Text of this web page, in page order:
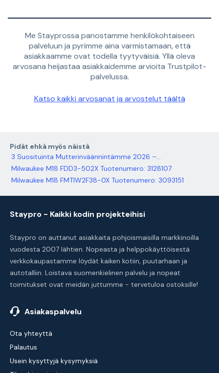
Me Stayprossa panostamme henkilökohtaiseen
palveluun ja pyrimme aina varmistamaan, että
asiakkaamme ovat todella tyytyväisiä. Yllä oleva
arvosana heijastaa asiakkaidemme arvioita Trustpilot-
palvelussa.
Katso kaikki arvosanat ja arvostelut täältä
Pidät ehkä myös näistä
3 Suosituinta Mutterinväännintämme 2026 –...
Milwaukee M18 FDD3-502X Tuotenumero: 3128107
Milwaukee M18 FMTIW2F38-0X Tuotenumero: 3093151
Staypro - Kaikki kodin projekteihisi
Staypro on auttanut asiakkaita pohjoismaisilla markkinoilla
vuodesta 2007 lähtien. Nopeasta ja helppokäyttöisestä
verkkokaupastamme löydät kaiken kotiin, puutarhaan ja
autotalliin. Loistava suomenkielinen palvelu ja nopeat
toimitukset ovat meidän juttumme - tervetuloa ostoksille!
Asiakaspalvelu
Ota yhteyttä
Palautus
Usein kysyttyjä kysymyksiä